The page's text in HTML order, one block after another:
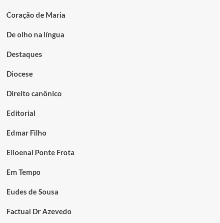
Coração de Maria
De olho na língua
Destaques
Diocese
Direito canônico
Editorial
Edmar Filho
Elioenai Ponte Frota
Em Tempo
Eudes de Sousa
Factual Dr Azevedo